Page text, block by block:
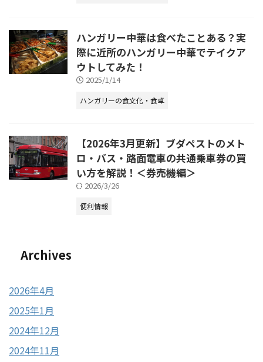
ハンガリー中華は食べたことある？実
際に近所のハンガリー中華でテイクア
ウトしてみた！
2025/1/14
ハンガリーの食文化・食卓
【2026年3月更新】ブダペストのメト
ロ・バス・路面電車の共通乗車券の買
い方を解説！＜券売機編＞
2026/3/26
便利情報
Archives
2026年4月
2025年1月
2024年12月
2024年11月